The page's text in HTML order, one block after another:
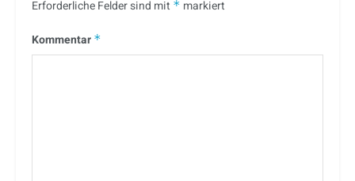
Erforderliche Felder sind mit * markiert
Kommentar *